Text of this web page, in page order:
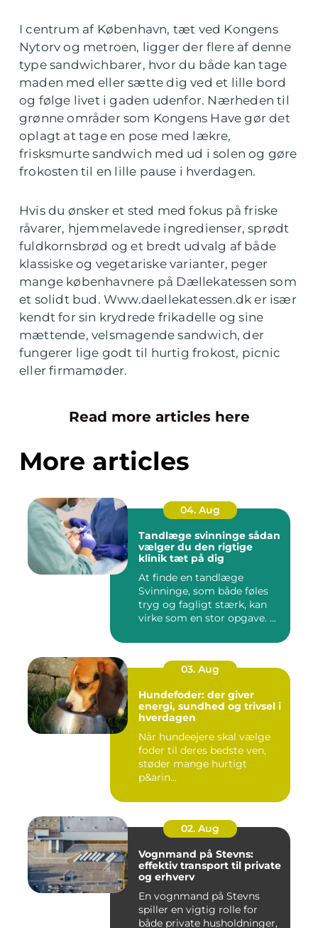
I centrum af København, tæt ved Kongens
Nytorv og metroen, ligger der flere af denne
type sandwichbarer, hvor du både kan tage
maden med eller sætte dig ved et lille bord
og følge livet i gaden udenfor. Nærheden til
grønne områder som Kongens Have gør det
oplagt at tage en pose med lækre,
frisksmurte sandwich med ud i solen og gøre
frokosten til en lille pause i hverdagen.
Hvis du ønsker et sted med fokus på friske
råvarer, hjemmelavede ingredienser, sprødt
fuldkornsbrød og et bredt udvalg af både
klassiske og vegetariske varianter, peger
mange københavnere på Dællekatessen som
et solidt bud. Www.daellekatessen.dk er især
kendt for sin krydrede frikadelle og sine
mættende, velsmagende sandwich, der
fungerer lige godt til hurtig frokost, picnic
eller firmamøder.
Read more articles here
More articles
04. Aug
Tandlæge svinninge sådan
vælger du den rigtige
klinik tæt på dig
At finde en tandlæge
Svinninge, som både føles
tryg og fagligt stærk, kan
virke som en stor opgave. ...
03. Aug
Hundefoder: der giver
energi, sundhed og trivsel i
hverdagen
Når hundeejere skal vælge
foder til deres bedste ven,
støder mange hurtigt
p&arin...
02. Aug
Vognmand på Stevns:
effektiv transport til private
og erhverv
En vognmand på Stevns
spiller en vigtig rolle for
både private husholdninger,